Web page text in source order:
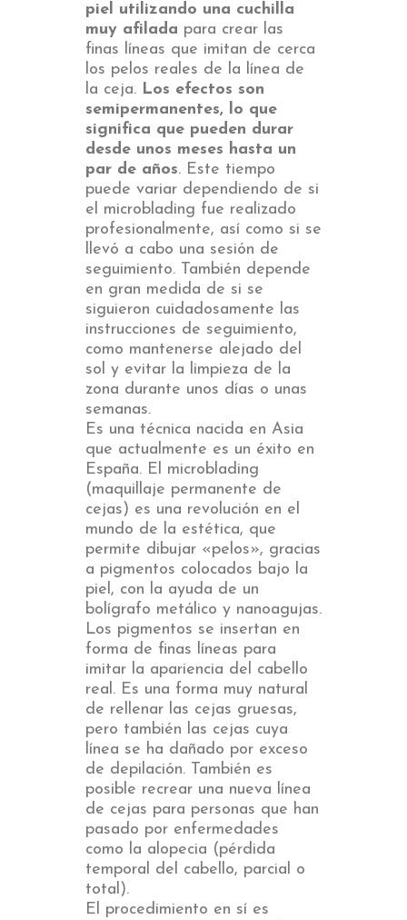
piel utilizando una cuchilla
muy afilada para crear las
finas líneas que imitan de cerca
los pelos reales de la línea de
la ceja. Los efectos son
semipermanentes, lo que
significa que pueden durar
desde unos meses hasta un
par de años. Este tiempo
puede variar dependiendo de si
el microblading fue realizado
profesionalmente, así como si se
llevó a cabo una sesión de
seguimiento. También depende
en gran medida de si se
siguieron cuidadosamente las
instrucciones de seguimiento,
como mantenerse alejado del
sol y evitar la limpieza de la
zona durante unos días o unas
semanas.
Es una técnica nacida en Asia
que actualmente es un éxito en
España. El microblading
(maquillaje permanente de
cejas) es una revolución en el
mundo de la estética, que
permite dibujar «pelos», gracias
a pigmentos colocados bajo la
piel, con la ayuda de un
bolígrafo metálico y nanoagujas.
Los pigmentos se insertan en
forma de finas líneas para
imitar la apariencia del cabello
real. Es una forma muy natural
de rellenar las cejas gruesas,
pero también las cejas cuya
línea se ha dañado por exceso
de depilación. También es
posible recrear una nueva línea
de cejas para personas que han
pasado por enfermedades
como la alopecia (pérdida
temporal del cabello, parcial o
total).
El procedimiento en sí es